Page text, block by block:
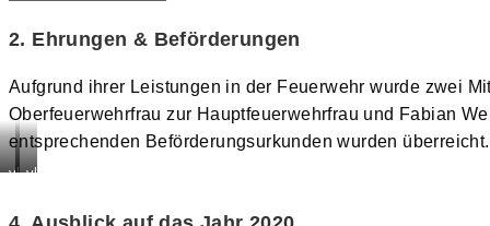
2. Ehrungen & Beförderungen
Aufgrund ihrer Leistungen in der Feuerwehr wurde zwei
Oberfeuerwehrfrau zur Hauptfeuerwehrfrau und Fabian
entsprechenden Beförderungsurkunden wurden überreicht.
vl.n.r.:
Beimesche,
vl.n.r.:
Gödeker,